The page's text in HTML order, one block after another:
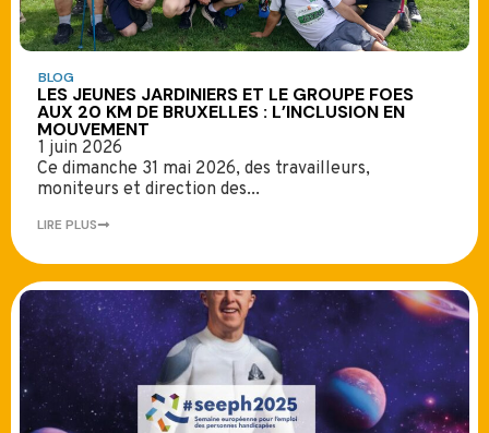
BLOG
LES JEUNES JARDINIERS ET LE GROUPE FOES
AUX 20 KM DE BRUXELLES : L’INCLUSION EN
MOUVEMENT
1 juin 2026
Ce dimanche 31 mai 2026, des travailleurs,
moniteurs et direction des...
LIRE PLUS